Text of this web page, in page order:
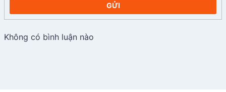
GỬI
Không có bình luận nào